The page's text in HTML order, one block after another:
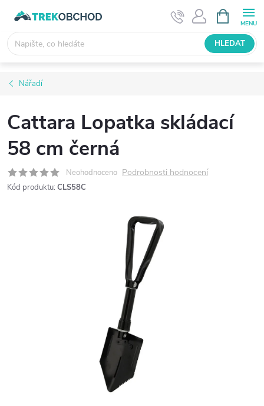
obsah
NÁKUPNÍ
KOŠÍK
HLEDAT
Nářadí
Cattara Lopatka skládací
58 cm černá
Neohodnoceno Podrobnosti hodnocení
Kód produktu: CLS58C